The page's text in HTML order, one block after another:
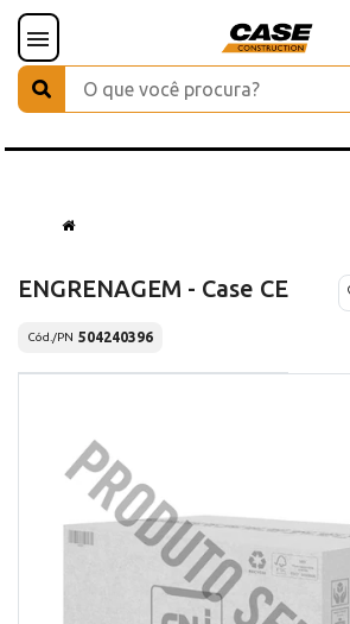
ENGRENAGEM - Case CE
Cód./PN 504240396